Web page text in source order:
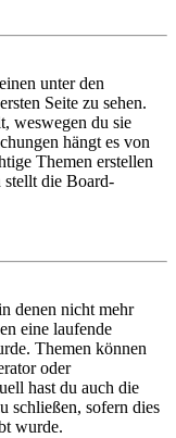
unter den
Seite zu sehen.
weswegen du sie
hängt es von
Themen erstellen
stellt die Board-
denen nicht mehr
eine laufende
Themen können
oder
hast du auch die
schließen, sofern dies
wurde.